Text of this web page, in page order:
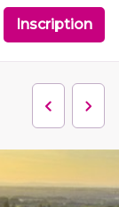
Inscription